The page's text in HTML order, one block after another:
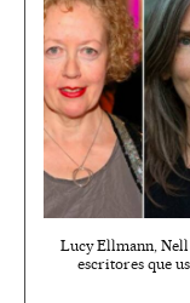
Lucy Ellmann,
escritores que